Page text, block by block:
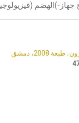
جهاز-)الهضم
2008، دمشق